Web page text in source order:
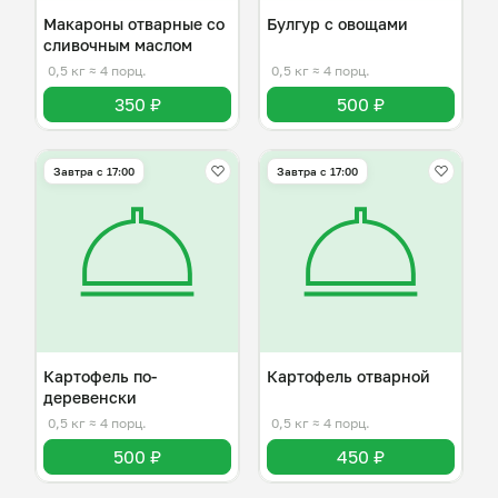
Макароны отварные со
сливочным маслом
0,5 кг ≈ 4 порц.
350 ₽
Булгур с овощами
0,5 кг ≈ 4 порц.
500 ₽
Завтра c 17:00
Картофель по-
деревенски
0,5 кг ≈ 4 порц.
500 ₽
Завтра c 17:00
Картофель отварной
0,5 кг ≈ 4 порц.
450 ₽